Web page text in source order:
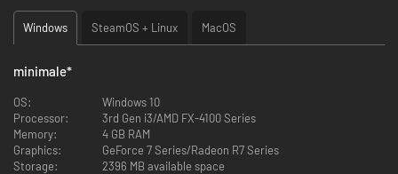
Windows SteamOS + Linux MacOS
minimale*
OS:
Windows 10
Processor:
3rd Gen i3/AMD FX-4100 Series
Memory:
4 GB RAM
Graphics:
GeForce 7 Series/Radeon R7 Series
Storage:
2396 MB available space